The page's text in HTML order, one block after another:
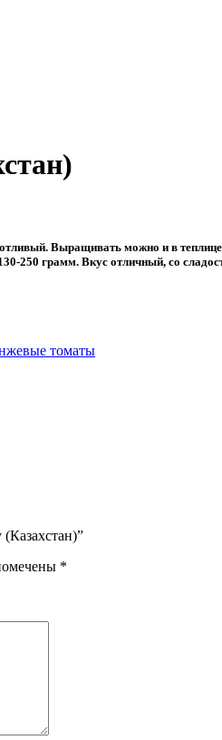
Выращивать можно и в
250 грамм. Вкус отличный, со
томаты
*